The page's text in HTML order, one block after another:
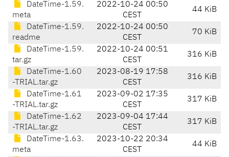
DateTime-1.59.
meta
2022-10-24 00:50
CEST
44 KiB
DateTime-1.59.
readme
2022-10-24 00:50
CEST
70 KiB
DateTime-1.59.
tar.gz
2022-10-24 00:51
CEST
316 KiB
DateTime-1.60
-TRIAL.tar.gz
2023-08-19 17:58
CEST
316 KiB
DateTime-1.61
-TRIAL.tar.gz
2023-09-02 17:35
CEST
317 KiB
DateTime-1.62
-TRIAL.tar.gz
2023-09-04 17:44
CEST
317 KiB
DateTime-1.63.
meta
2023-10-22 20:34
CEST
44 KiB